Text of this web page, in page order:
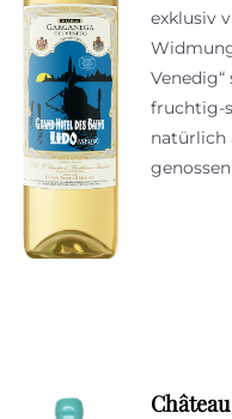
exklusiv
fruchtig-
natürlich